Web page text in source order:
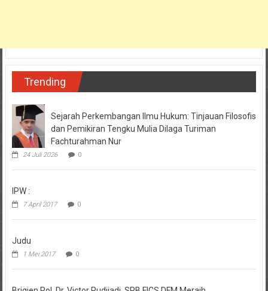
Trending
Sejarah Perkembangan Ilmu Hukum: Tinjauan Filosofis
dan Pemikiran Tengku Mulia Dilaga Turiman
Fachturahman Nur
24 Juli 2026 0
IPW :
7 April 2017 0
Judu
1 Mei 2017 0